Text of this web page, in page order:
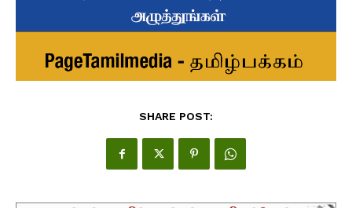
SHARE POST: